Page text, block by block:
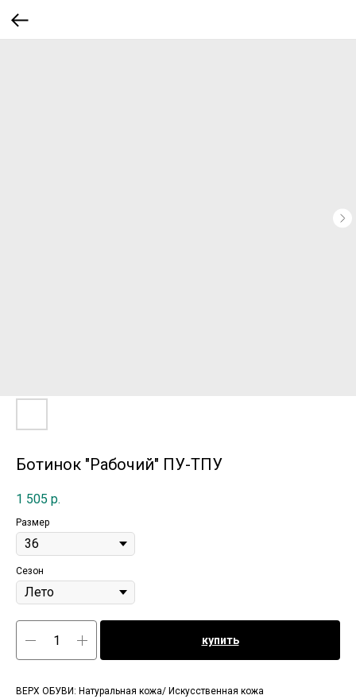
Ботинок "Рабочий" ПУ-ТПУ
1 505 р.
Размер
Сезон
купить
ВЕРХ ОБУВИ: Натуральная кожа/ Искусственная кожа